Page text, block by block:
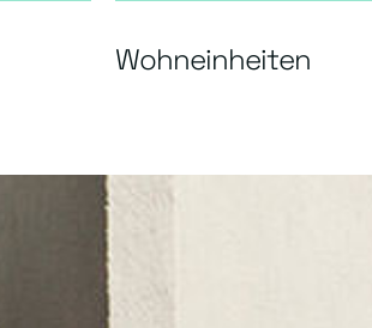
Wohneinheiten